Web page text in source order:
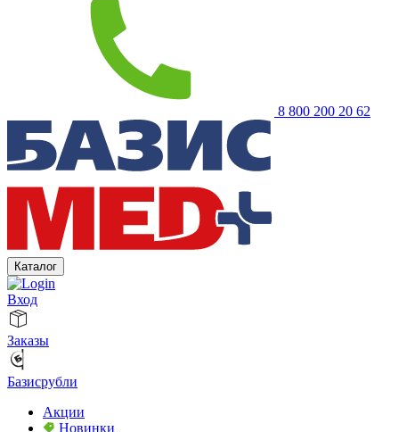
8 800 200 20 62
Каталог
Вход
Заказы
Базисрубли
Акции
Новинки